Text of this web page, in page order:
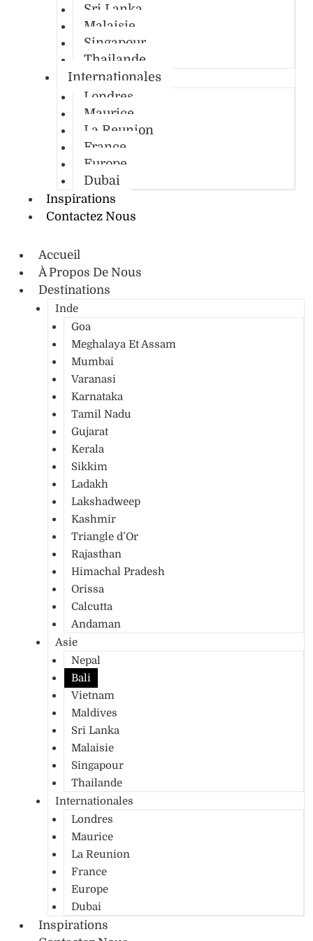
Sri Lanka
Malaisie
Singapour
Thailande
Internationales
Londres
Maurice
La Reunion
France
Europe
Dubai
Inspirations
Contactez Nous
Accueil
À Propos De Nous
Destinations
Inde
Goa
Meghalaya Et Assam
Mumbai
Varanasi
Karnataka
Tamil Nadu
Gujarat
Kerala
Sikkim
Ladakh
Lakshadweep
Kashmir
Triangle d’Or
Rajasthan
Himachal Pradesh
Orissa
Calcutta
Andaman
Asie
Nepal
Bali
Vietnam
Maldives
Sri Lanka
Malaisie
Singapour
Thailande
Internationales
Londres
Maurice
La Reunion
France
Europe
Dubai
Inspirations